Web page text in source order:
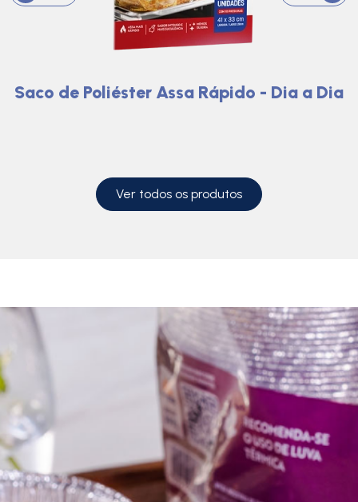
Saco de Poliéster Assa Rápido - Dia a Dia
Ver todos os produtos